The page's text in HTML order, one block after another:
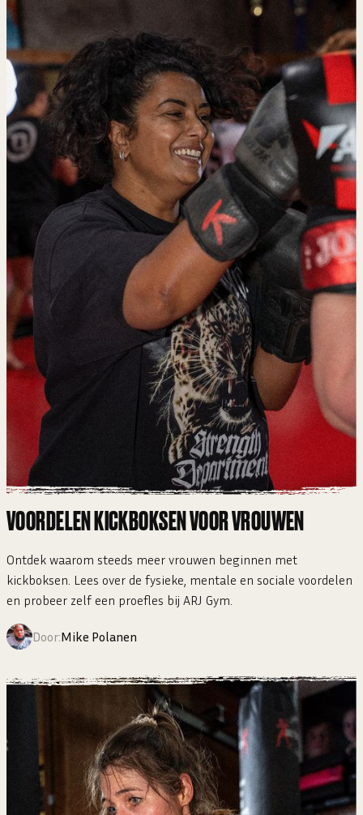
VOORDELEN KICKBOKSEN VOOR VROUWEN
Ontdek waarom steeds meer vrouwen beginnen met
kickboksen. Lees over de fysieke, mentale en sociale voordelen
en probeer zelf een proefles bij ARJ Gym.
Door:Mike Polanen